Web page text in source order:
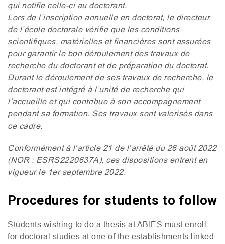
qui notifie celle-ci au doctorant.
Lors de l’inscription annuelle en doctorat, le directeur
de l’école doctorale vérifie que les conditions
scientifiques, matérielles et financières sont assurées
pour garantir le bon déroulement des travaux de
recherche du doctorant et de préparation du doctorat.
Durant le déroulement de ses travaux de recherche, le
doctorant est intégré à l’unité de recherche qui
l’accueille et qui contribue à son accompagnement
pendant sa formation. Ses travaux sont valorisés dans
ce cadre.
Conformément à l’article 21 de l’arrêté du 26 août 2022
(NOR: ESRS2220637A ), ces dispositions entrent en
vigueur le 1er septembre 2022.
Procedures for students to follow
Students wishing to do a thesis at ABIES must enroll
for doctoral studies at one of the establishments linked